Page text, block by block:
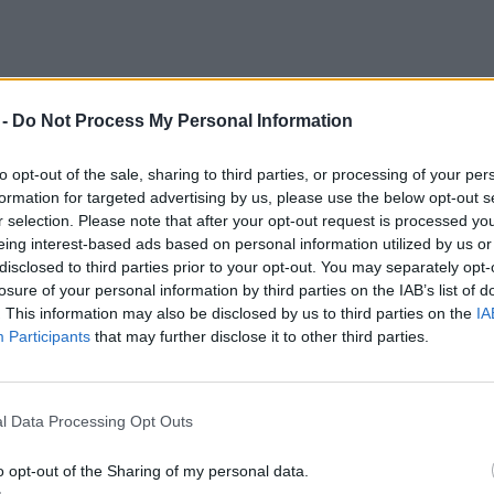
Do Not Process My Personal Information
opt-out of the sale, sharing to third parties, or processing of your
for targeted advertising by us, please use the below opt-out
selection. Please note that after your opt-out request is processed
interest-based ads based on personal information utilized by us
to third parties prior to your opt-out. You may separately
of your personal information by third parties on the IAB’s list of
This information may also be disclosed by us to third parties on the
Participants that may further disclose it to other third parties.
Data Processing Opt Outs
opt-out of the Sharing of my personal data.
tenni a fenntarthatósággal kapcsolatos
vagy társadalmi szempontból is
ésfenntartható pénzügyi termékeket
és működésében a párizsi
csökkenti az üvegházhatású
az
kockázataitól,
szeretnénk építeni a